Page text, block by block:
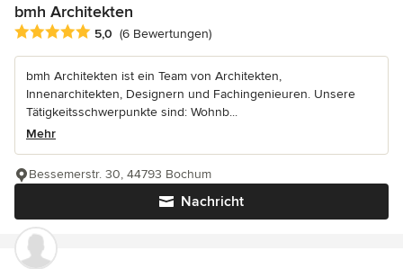
bmh Architekten
Durchschnittliche Bewertung: 5 von 5 Sternen
5,0 (6 Bewertungen)
bmh Architekten ist ein Team von Architekten,
Innenarchitekten, Designern und Fachingenieuren. Unsere
Tätigkeitsschwerpunkte sind: Wohnb...
Mehr
Nachricht
Bessemerstr. 30, 44793 Bochum